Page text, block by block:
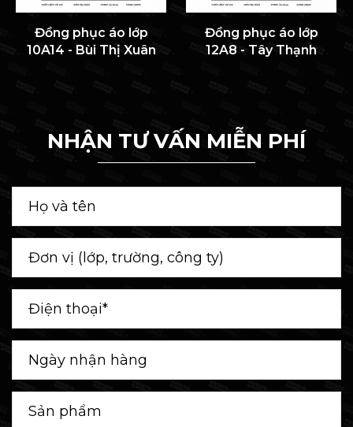
Đồng phục áo lớp
10A14 - Bùi Thị Xuân
Đồng phục áo lớp
12A8 - Tây Thạnh
NHẬN TƯ VẤN MIỄN PHÍ